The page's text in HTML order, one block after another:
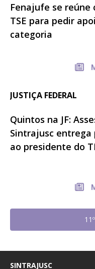
Fenajufe se reúne
TSE para pedir
categoria
JUSTIÇA FEDERAL
Quintos na JF:
Sintrajusc
ao presidente do
SINTRAJUSC